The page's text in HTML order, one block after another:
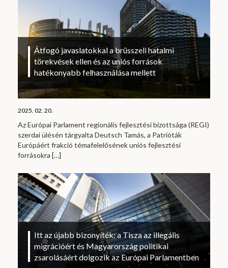
Átfogó javaslatokkal a brüsszeli hatalmi
törekvések ellen és az uniós források
hatékonyabb felhasználása mellett
2025. 02. 20.
Az Európai Parlament regionális fejlesztési bizottsága (REGI)
szerdai ülésén tárgyalta Deutsch Tamás, a Patrióták
Európáért frakció témafelelősének uniós fejlesztési
forrásokra […]
Itt az újabb bizonyíték: a Tisza az illegális
migrációért és Magyarország politikai
zsarolásáért dolgozik az Európai Parlamentben